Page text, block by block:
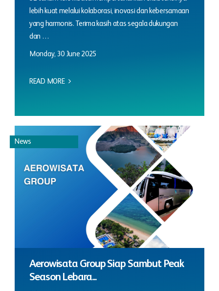
lebih kuat melalui kolaborasi, inovasi dan kebersamaan
yang harmonis. Terima kasih atas segala dukungan
dan …
Monday, 30 June 2025
READ MORE
News
Aerowisata Group Siap Sambut Peak
Season Lebara...